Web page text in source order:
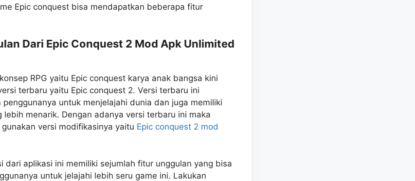
Epic conquest bisa mendapatkan beberapa fitur
Dari Epic Conquest 2 Mod Apk Unlimited
RPG yaitu Epic conquest karya anak bangsa kini
terbaru yaitu Epic conquest 2. Versi terbaru ini
penggunanya untuk menjelajahi dunia dan juga memiliki
lebih menarik. Dengan adanya versi terbaru ini maka
versi modifikasinya yaitu Epic conquest 2 mod
dari aplikasi ini memiliki sejumlah fitur unggulan yang bisa
untuk jelajahi lebih seru game ini. Lakukan